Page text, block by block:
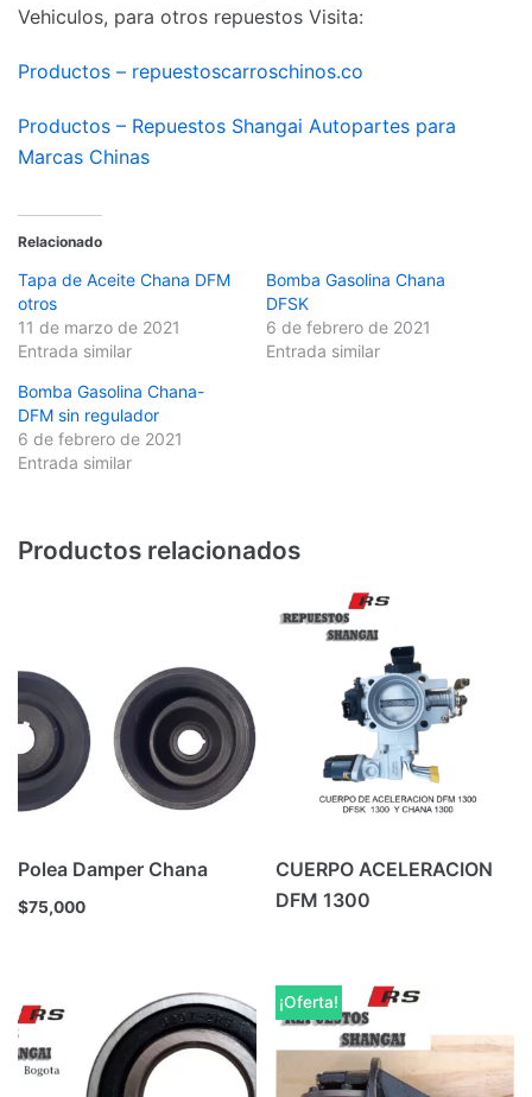
Vehiculos, para otros repuestos Visita:
Productos – repuestoscarroschinos.co
Productos – Repuestos Shangai Autopartes para
Marcas Chinas
Relacionado
Tapa de Aceite Chana DFM
otros
11 de marzo de 2021
Entrada similar
Bomba Gasolina Chana
DFSK
6 de febrero de 2021
Entrada similar
Bomba Gasolina Chana-
DFM sin regulador
6 de febrero de 2021
Entrada similar
Productos relacionados
Polea Damper Chana
$75,000
CUERPO ACELERACION
DFM 1300
¡Oferta!